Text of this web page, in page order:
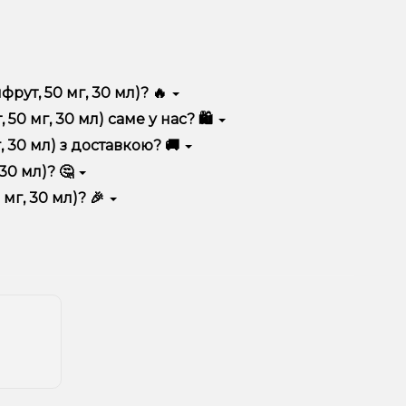
50 мг, 30 мл)? 🔥
якістю, зручністю використання та
50 мг, 30 мл) саме у нас? 🛍️
ціни та швидку доставку. Крім того, у нас
мл) з доставкою? 🚚
кошика.
мл)? 🤔
розмір, матеріал та тип чаші, якщо
варіант.
30 мл)? 🎉